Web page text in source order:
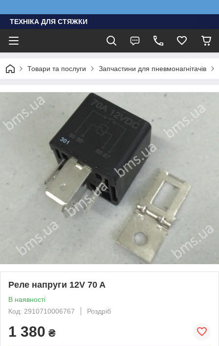
ТЕХНІКА ДЛЯ СТЯЖКИ
Товари та послуги Запчастини для пневмонагнітачів
Реле напруги 12V 70 A
В наявності
Код: 2910710006767
Роздріб
1 380 ₴